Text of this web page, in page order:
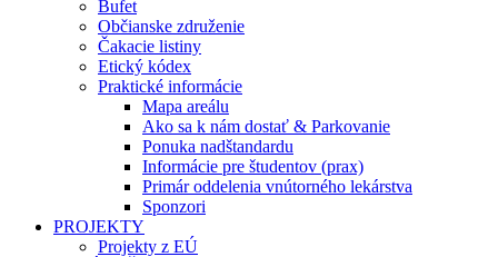
Bufet
Občianske združenie
Čakacie listiny
Etický kódex
Praktické informácie
Mapa areálu
Ako sa k nám dostať & Parkovanie
Ponuka nadštandardu
Informácie pre študentov (prax)
Primár oddelenia vnútorného lekárstva
Sponzori
PROJEKTY
Projekty z EÚ